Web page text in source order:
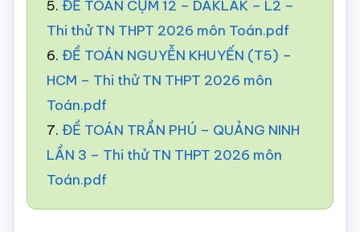
5. ĐỀ TOÁN CỤM 12 – DAKLAK – L2 –
Thi thử TN THPT 2026 môn Toán.pdf
6. ĐỀ TOÁN NGUYỄN KHUYẾN (T5) –
HCM – Thi thử TN THPT 2026 môn
Toán.pdf
7. ĐỀ TOÁN TRẦN PHÚ – QUẢNG NINH
LẦN 3 – Thi thử TN THPT 2026 môn
Toán.pdf